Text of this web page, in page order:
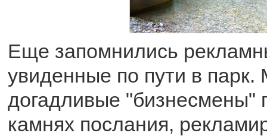
Еще запомнились
увиденные по пути в парк.
догадливые "бизнесмены"
камнях послания,